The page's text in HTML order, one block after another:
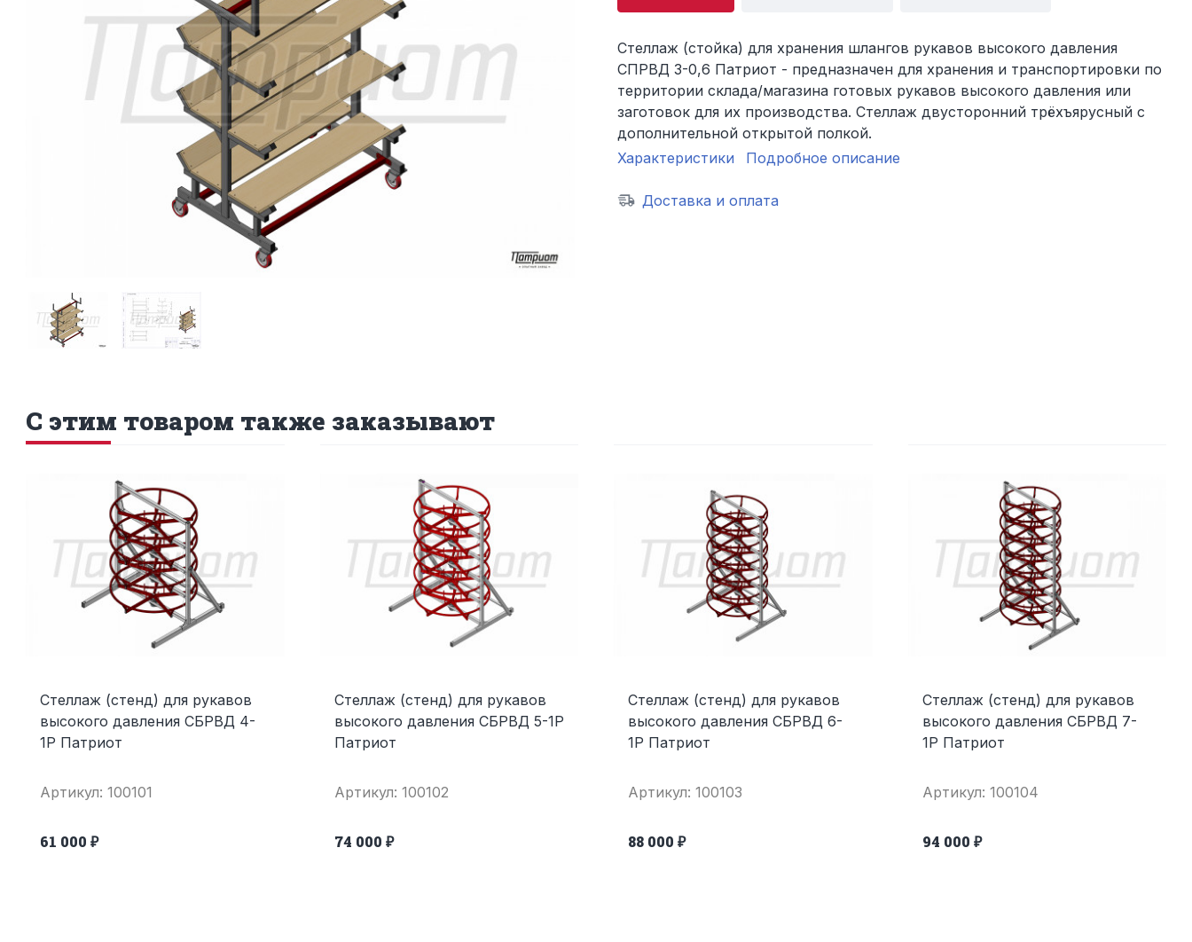
Стеллаж (стойка) для хранения шлангов рукавов высокого давления
СПРВД 3-0,6 Патриот - предназначен для хранения и транспортировки по
территории склада/магазина готовых рукавов высокого давления или
заготовок для их производства. Стеллаж двусторонний трёхъярусный с
дополнительной открытой полкой.
Характеристики
Подробное описание
Доставка и оплата
С этим товаром также заказывают
Стеллаж (стенд) для рукавов
высокого давления СБРВД 4-
1Р Патриот
Артикул: 100101
61 000 ₽
Стеллаж (стенд) для рукавов
высокого давления СБРВД 5-1Р
Патриот
Артикул: 100102
74 000 ₽
Стеллаж (стенд) для рукавов
высокого давления СБРВД 6-
1Р Патриот
Артикул: 100103
88 000 ₽
Стеллаж (стенд) для рукавов
высокого давления СБРВД 7-
1Р Патриот
Артикул: 100104
94 000 ₽